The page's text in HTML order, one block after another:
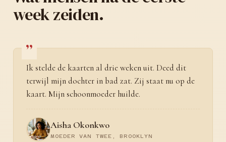
week zeiden.
Ik stelde de kaarten al drie weken uit. Deed dit
terwijl mijn dochter in bad zat. Zij staat nu op de
kaart. Mijn schoonmoeder huilde.
Aisha Okonkwo
MOEDER VAN TWEE, BROOKLYN